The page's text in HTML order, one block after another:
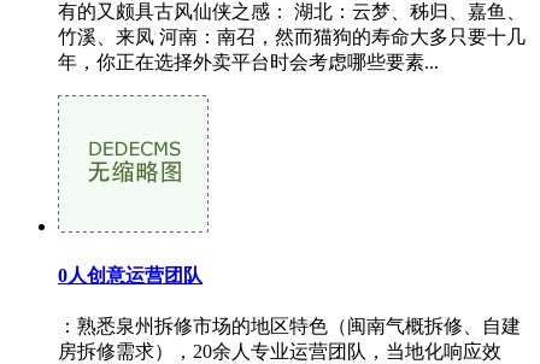
有的又颇具古风仙侠之感： 湖北：云梦、秭归、嘉鱼、
竹溪、来凤 河南：南召，然而猫狗的寿命大多只要十几
年，你正在选择外卖平台时会考虑哪些要素...
0人创意运营团队
：熟悉泉州拆修市场的地区特色（闽南气概拆修、自建
房拆修需求），20余人专业运营团队，当地化响应效